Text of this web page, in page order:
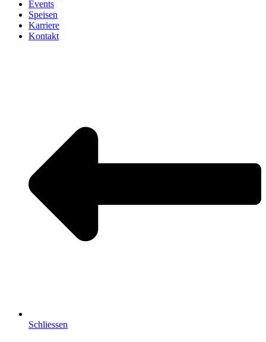
Events
Speisen
Karriere
Kontakt
Schliessen